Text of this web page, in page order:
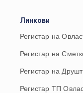
Линкови
Регистар на
Регистар на
Регистар на
Регистар ТП